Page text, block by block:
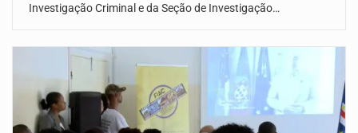
Investigação Criminal e da Seção de Investigação…